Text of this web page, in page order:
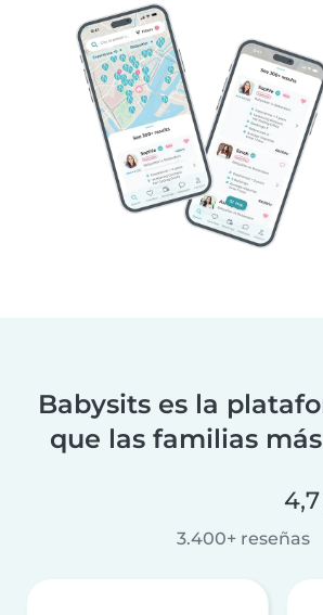
Babysits es la
que las familias
3.400+ reseñas